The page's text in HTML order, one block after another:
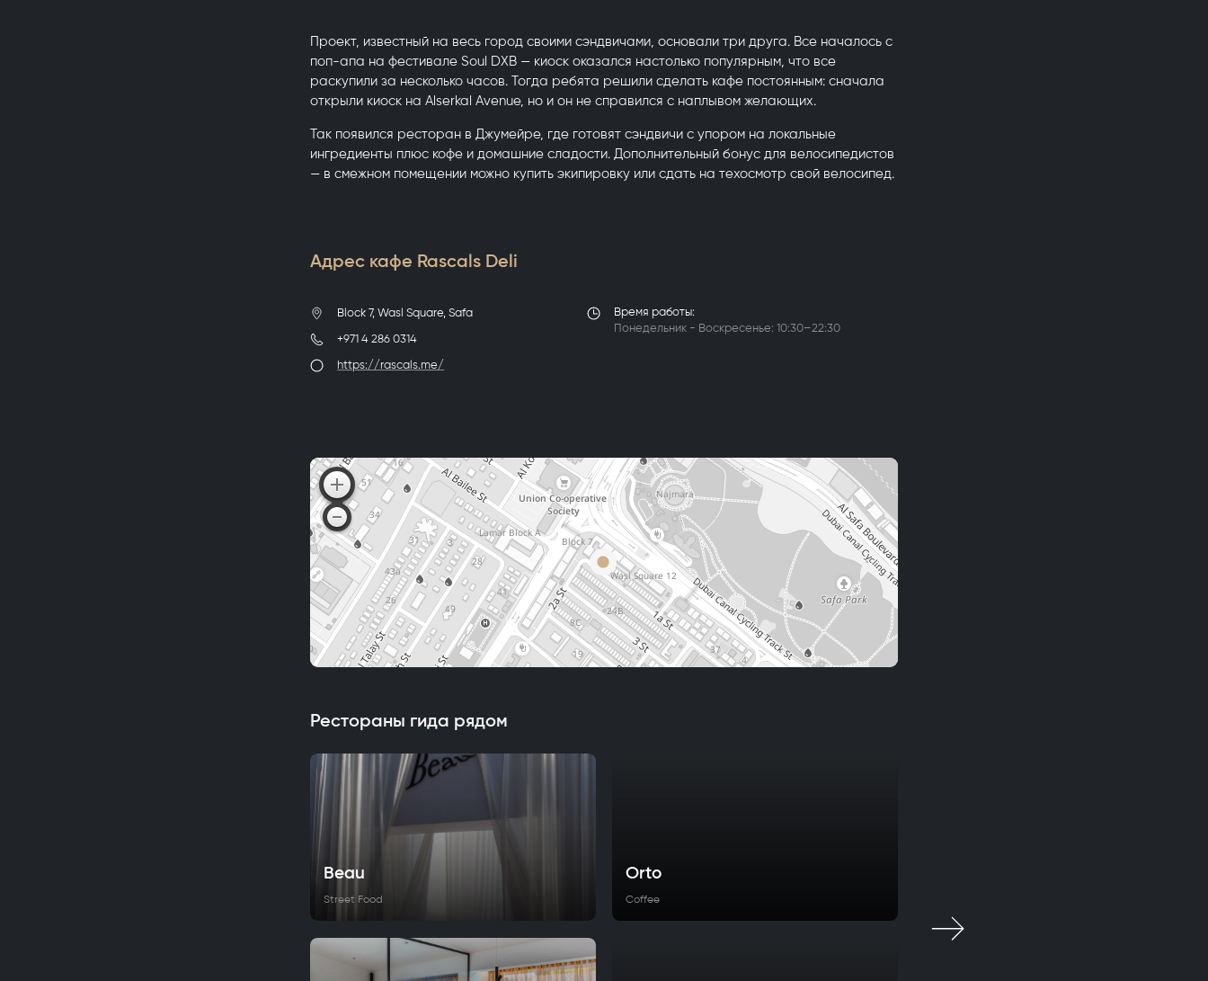
Проект, известный на весь город своими сэндвичами, основали три друга. Все началось с
поп-апа на фестивале Soul DXB — киоск оказался настолько популярным, что все
раскупили за несколько часов. Тогда ребята решили сделать кафе постоянным: сначала
открыли киоск на Alserkal Avenue, но и он не справился с наплывом желающих.
Так появился ресторан в Джумейре, где готовят сэндвичи с упором на локальные
ингредиенты плюс кофе и домашние сладости. Дополнительный бонус для велосипедистов
— в смежном помещении можно купить экипировку или сдать на техосмотр свой велосипед.
Адрес кафе Rascals Deli
Block 7, Wasl Square, Safa
+971 4 286 0314
https://rascals.me/
Время работы:
Понедельник - Воскресенье: 10:30–22:30
Рестораны гида рядом
Beau
Street Food
Orto
Coffee